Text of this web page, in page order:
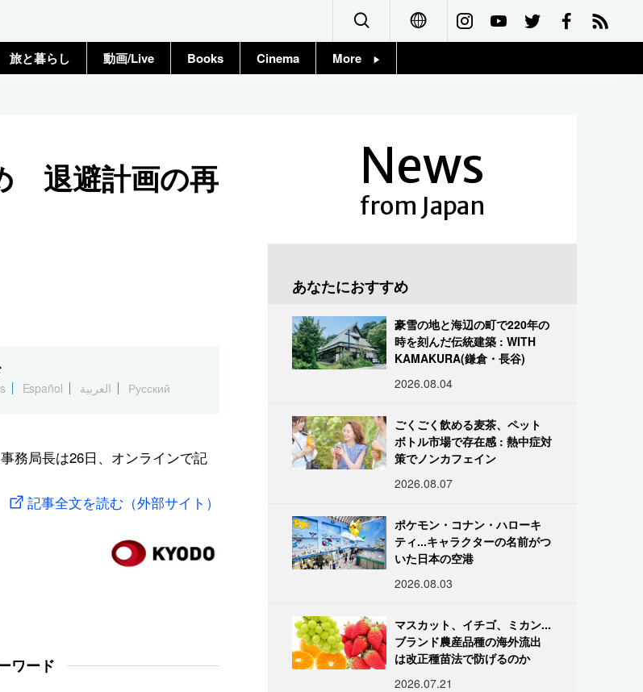
Français
旅と暮らし 動画/Live Books Cinema More
退避計画の再
Español العربية Русский
務局長は26日、オンラインで記
記事全文を読む（外部サイト）
ワード
News
from Japan
あなたにおすすめ
豪雪の地と海辺の町で220年の
時を刻んだ伝統建築 : WITH
KAMAKURA(鎌倉・長谷)
2026.08.04
ごくごく飲める麦茶、ペット
ボトル市場で存在感 : 熱中症対
策でノンカフェイン
2026.08.07
ポケモン・コナン・ハローキ
ティ...キャラクターの名前がつ
いた日本の空港
2026.08.03
マスカット、イチゴ、ミカン...
ブランド農産品種の海外流出
は改正種苗法で防げるのか
2026.07.21